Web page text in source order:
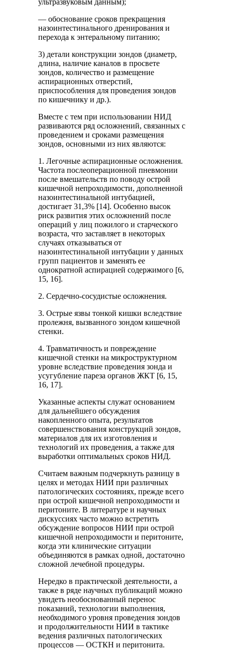
ультразвуковым данным);
— обоснование сроков прекращения
назоинтестинального дренирования и
перехода к энтеральному питанию;
3) детали конструкции зондов (диаметр,
длина, наличие каналов в просвете
зондов, количество и размещение
аспирационных отверстий,
приспособления для проведения зондов
по кишечнику и др.).
Вместе с тем при использовании НИД
развиваются ряд осложнений, связанных с
проведением и сроками размещения
зондов, основными из них являются:
1. Легочные аспирационные осложнения.
Частота послеоперационной пневмонии
после вмешательств по поводу острой
кишечной непроходимости, дополненной
назоинтестинальной интубацией,
достигает 31,3% [14]. Особенно высок
риск развития этих осложнений после
операций у лиц пожилого и старческого
возраста, что заставляет в некоторых
случаях отказываться от
назоинтестинальной интубации у данных
групп пациентов и заменять ее
однократной аспирацией содержимого [6,
15, 16].
2. Сердечно-сосудистые осложнения.
3. Острые язвы тонкой кишки вследствие
пролежня, вызванного зондом кишечной
стенки.
4. Травматичность и повреждение
кишечной стенки на микроструктурном
уровне вследствие проведения зонда и
усугубление пареза органов ЖКТ [6, 15,
16, 17].
Указанные аспекты служат основанием
для дальнейшего обсуждения
накопленного опыта, результатов
совершенствования конструкций зондов,
материалов для их изготовления и
технологий их проведения, а также для
выработки оптимальных сроков НИД.
Считаем важным подчеркнуть разницу в
целях и методах НИИ при различных
патологических состояниях, прежде всего
при острой кишечной непроходимости и
перитоните. В литературе и научных
дискуссиях часто можно встретить
обсуждение вопросов НИИ при острой
кишечной непроходимости и перитоните,
когда эти клинические ситуации
объединяются в рамках одной, достаточно
сложной лечебной процедуры.
Нередко в практической деятельности, а
также в ряде научных публикаций можно
увидеть необоснованный перенос
показаний, технологии выполнения,
необходимого уровня проведения зондов
и продолжительности НИИ в тактике
ведения различных патологических
процессов — ОСТКН и перитонита.